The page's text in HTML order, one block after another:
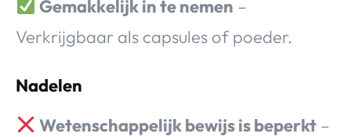
Gemakkelijk in te nemen –
Verkrijgbaar als capsules of poeder.
Nadelen
Wetenschappelijk bewijs is beperkt –